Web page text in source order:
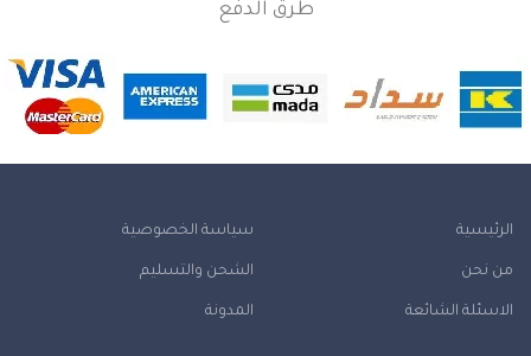
طرق الدفع
الرئيسية
من نحن
الاسئلة الشائعة
سياسة الخصوصية
الشحن والتسليم
المدونة